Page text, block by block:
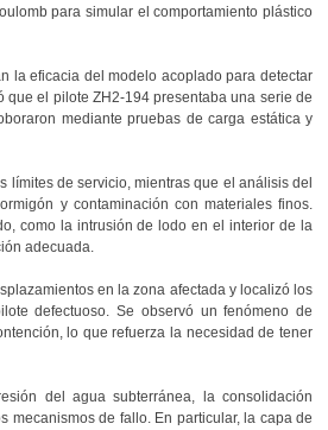
para simular el comportamiento plástico
la eficacia del modelo acoplado para detectar
que el pilote ZH2-194 presentaba una serie de
mediante pruebas de carga estática y
límites de servicio, mientras que el análisis del
y contaminación con materiales finos.
como la intrusión de lodo en el interior de la
adecuada.
en la zona afectada y localizó los
defectuoso. Se observó un fenómeno de
lo que refuerza la necesidad de tener
del agua subterránea, la consolidación
de fallo. En particular, la capa de